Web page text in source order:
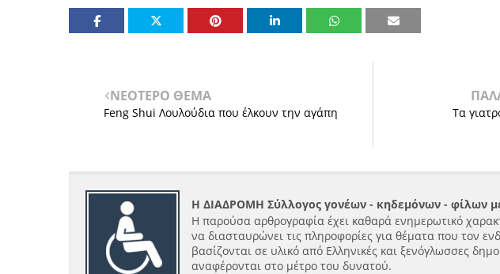
ΝΕΟΤΕΡΟ ΘΕΜΑ
Feng Shui Λουλούδια που έλκουν την αγάπη Tα
Η ΔΙΑΔΡΟΜΗ Σύλλογος γονέων - κηδεμόνων - φίλων
Η παρούσα αρθρογραφία έχει καθαρά ενημερωτικό
να διασταυρώνει τις πληροφορίες για θέματα που τον
βασίζονται σε υλικό από Ελληνικές και ξενόγλωσσες
αναφέρονται στο μέτρο του δυνατού.